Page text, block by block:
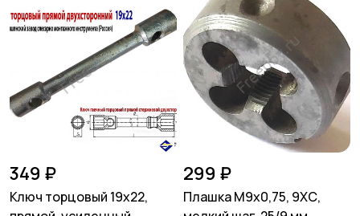
349 ₽
Ключ торцовый 19х22,
299 ₽
Плашка М9х0,75, 9ХС,